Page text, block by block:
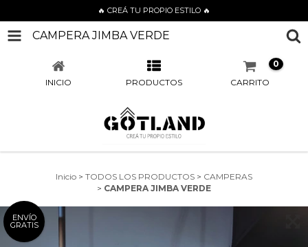
🔥 CREÁ TU PROPIO ESTILO 🔥
CAMPERA JIMBA VERDE
INICIO PRODUCTOS CARRITO
0
Inicio > TODOS LOS PRODUCTOS > CAMPERAS
> CAMPERA JIMBA VERDE
ENVÍO
GRATIS